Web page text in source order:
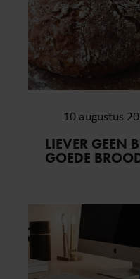
10 augustus
LIEVER GEEN
GOEDE